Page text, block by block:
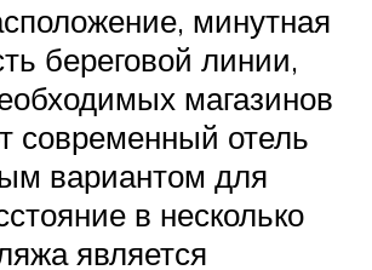
минутная
береговой линии,
магазинов
современный отель
вариантом для
в несколько
является